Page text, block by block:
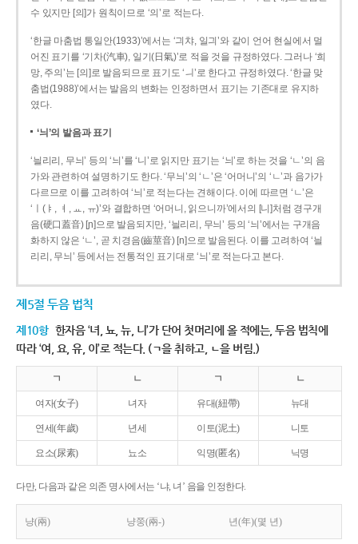
수 있지만 [의]가 원칙이므로 ‘의’로 적는다.
‘한글 마춤법 통일안(1933)’에서는 ‘긔챠, 일긔’와 같이 언어 현실에서 멀
어진 표기를 ‘기차(汽車), 일기(日氣)’로 적을 것을 규정하였다. 그러나 ‘희
망, 주의’는 [의]로 발음되므로 표기도 ‘ㅢ’로 한다고 규정하였다. ‘한글 맞
춤법(1988)’에서는 발음의 변화는 인정하면서 표기는 기존대로 유지하
였다.
‘늬’의 발음과 표기
‘늴리리, 무늬’ 등의 ‘늬’를 ‘니’로 읽지만 표기는 ‘늬’로 하는 것을 ‘ㄴ’의 음
가와 관련하여 설명하기도 한다. ‘무늬’의 ‘ㄴ’은 ‘어머니’의 ‘ㄴ’과 음가가
다르므로 이를 고려하여 ‘늬’로 적는다는 견해이다. 이에 따르면 ‘ㄴ’은
‘ㅣ(ㅑ, ㅕ, ㅛ, ㅠ)’와 결합하면 ‘어머니, 읽으니까’에서의 [니]처럼 경구개
음(硬口蓋音) [ɲ]으로 발음되지만, ‘늴리리, 무늬’ 등의 ‘늬’에서는 구개음
화하지 않은 ‘ㄴ’, 곧 치경음(齒莖音) [n]으로 발음된다. 이를 고려하여 ‘늴
리리, 무늬’ 등에서는 전통적인 표기대로 ‘늬’로 적는다고 본다.
제5절 두음 법칙
제10항 한자음 ‘녀, 뇨, 뉴, 니’가 단어 첫머리에 올 적에는, 두음 법칙에
따라 ‘여, 요, 유, 이’로 적는다. (ㄱ을 취하고, ㄴ을 버림.)
ㄱ ㄴ ㄱ ㄴ
여자(女子) 녀자 유대(紐帶) 뉴대
연세(年歲) 년세 이토(泥土) 니토
요소(尿素) 뇨소 익명(匿名) 닉명
다만, 다음과 같은 의존 명사에서는 ‘냐, 녀’ 음을 인정한다.
냥(兩) 냥쭝(兩-) 년(年)(몇 년)